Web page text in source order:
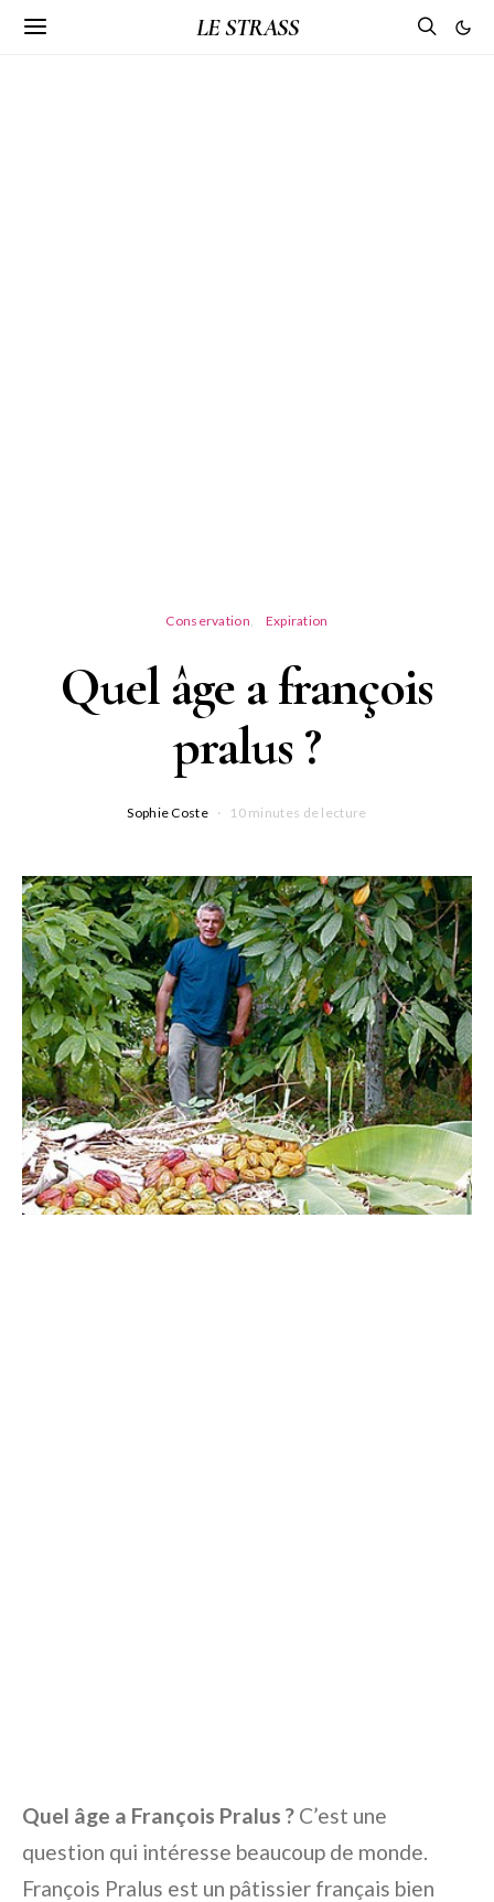
LE STRASS
Conservation Expiration
Quel âge a françois
pralus ?
Sophie Coste 10 minutes de lecture
Quel âge a François Pralus ? C’est une
question qui intéresse beaucoup de monde.
François Pralus est un pâtissier français bien